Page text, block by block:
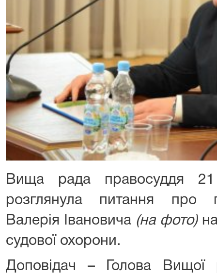
Вища рада правосуддя
розглянула питання про
Валерія Івановича (на фото)
судової охорони.
Доповідач – Голова Вищої